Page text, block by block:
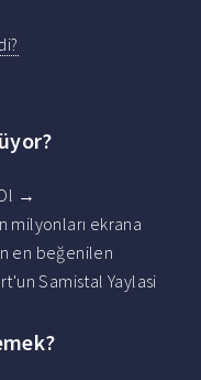
→
milyonları ekrana
en beğenilen
Samistal Yaylasi